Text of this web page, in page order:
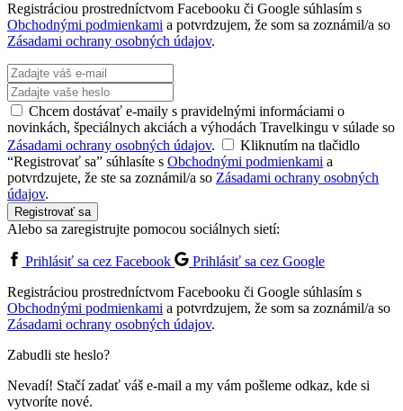
Registráciou prostredníctvom Facebooku či Google súhlasím s
Obchodnými podmienkami a potvrdzujem, že som sa zoznámil/a so
Zásadami ochrany osobných údajov.
Chcem dostávať e-maily s pravidelnými informáciami o
novinkách, špeciálnych akciách a výhodách Travelkingu v súlade so
Zásadami ochrany osobných údajov.
Kliknutím na tlačidlo
“Registrovať sa” súhlasíte s Obchodnými podmienkami a
potvrdzujete, že ste sa zoznámil/a so Zásadami ochrany osobných
údajov.
Registrovať sa
Alebo sa zaregistrujte pomocou sociálnych sietí:
Prihlásiť sa cez Facebook
Prihlásiť sa cez Google
Registráciou prostredníctvom Facebooku či Google súhlasím s
Obchodnými podmienkami a potvrdzujem, že som sa zoznámil/a so
Zásadami ochrany osobných údajov.
Zabudli ste heslo?
Nevadí! Stačí zadať váš e-mail a my vám pošleme odkaz, kde si
vytvoríte nové.